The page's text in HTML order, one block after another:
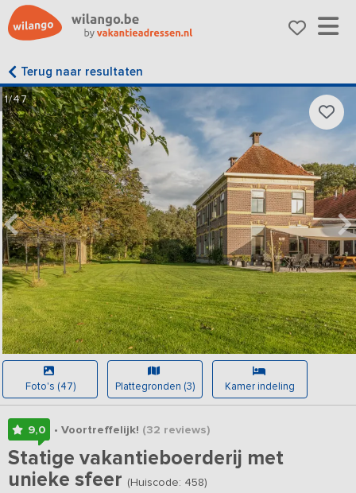
Terug naar resultaten
1/47
Foto's (47) Plattegronden (3) Kamer indeling
9,0 • Voortreffelijk! (32 reviews)
Statige vakantieboerderij met
unieke sfeer (Huiscode: 458)